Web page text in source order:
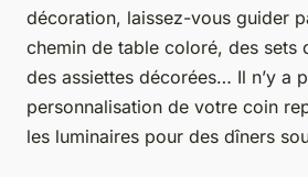
décoration, laissez-vous guider
chemin de table coloré, des sets
des assiettes décorées… Il n’y a
personnalisation de votre coin
les luminaires pour des dîners